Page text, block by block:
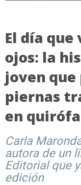
El día
ojos: la
joven
piernas
en
Carla
autora de un
Editorial que
edición